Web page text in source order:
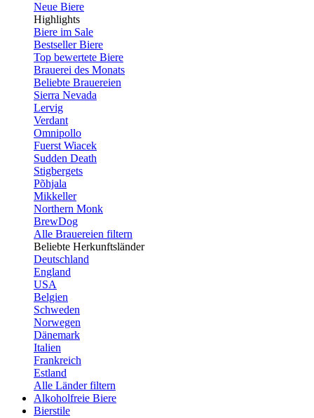
Neue Biere
Highlights
Biere im Sale
Bestseller Biere
Top bewertete Biere
Brauerei des Monats
Beliebte Brauereien
Sierra Nevada
Lervig
Verdant
Omnipollo
Fuerst Wiacek
Sudden Death
Stigbergets
Põhjala
Mikkeller
Northern Monk
BrewDog
Alle Brauereien filtern
Beliebte Herkunftsländer
Deutschland
England
USA
Belgien
Schweden
Norwegen
Dänemark
Italien
Frankreich
Estland
Alle Länder filtern
Alkoholfreie Biere
Bierstile